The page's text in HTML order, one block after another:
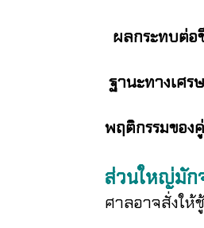
ผลกระทบต่อชี
ฐานะทางเศรษ
พฤติกรรมของคู่
ส่วนใหญ่มัก
ศาลอาจสั่งให้ชู้